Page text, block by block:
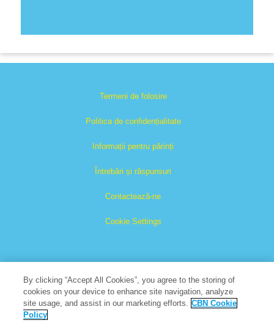
Termeni de folosire
Politica de confidențialitate
Informații pentru părinți
Întrebări și răspunsuri
Contactează-ne
Cookie Settings
Cartea Cărților este o marcă înregistrată a The Christian
By clicking “Accept All Cookies”, you agree to the storing of
cookies on your device to enhance site navigation, analyze
site usage, and assist in our marketing efforts. CBN Cookie
Policy